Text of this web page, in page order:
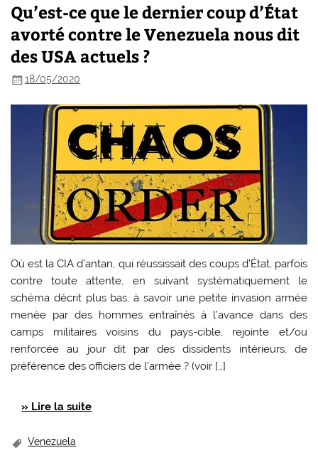
Qu’est-ce que le dernier coup d’État
avorté contre le Venezuela nous dit
des USA actuels ?
18/05/2020
Où est la CIA d’antan, qui réussissait des coups d’État, parfois
contre toute attente, en suivant systématiquement le
schéma décrit plus bas, à savoir une petite invasion armée
menée par des hommes entraînés à l’avance dans des
camps militaires voisins du pays-cible, rejointe et/ou
renforcée au jour dit par des dissidents intérieurs, de
préférence des officiers de l’armée ? (voir […]
» Lire la suite
Venezuela